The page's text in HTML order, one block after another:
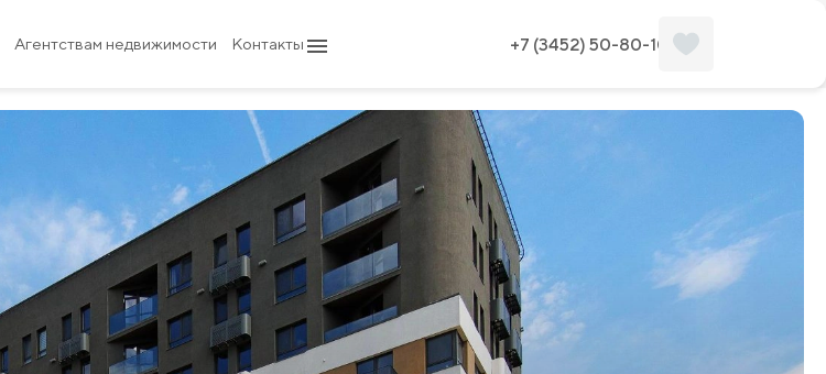
Агентствам недвижимости Контакты +7 (3452) 50-80-10